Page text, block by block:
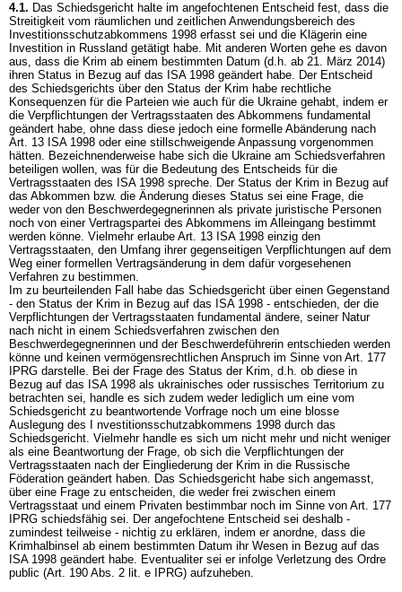
4.1. Das Schiedsgericht halte im angefochtenen Entscheid fest, dass die
Streitigkeit vom räumlichen und zeitlichen Anwendungsbereich des
Investitionsschutzabkommens 1998 erfasst sei und die Klägerin eine
Investition in Russland getätigt habe. Mit anderen Worten gehe es davon
aus, dass die Krim ab einem bestimmten Datum (d.h. ab 21. März 2014)
ihren Status in Bezug auf das ISA 1998 geändert habe. Der Entscheid
des Schiedsgerichts über den Status der Krim habe rechtliche
Konsequenzen für die Parteien wie auch für die Ukraine gehabt, indem er
die Verpflichtungen der Vertragsstaaten des Abkommens fundamental
geändert habe, ohne dass diese jedoch eine formelle Abänderung nach
Art. 13 ISA 1998 oder eine stillschweigende Anpassung vorgenommen
hätten. Bezeichnenderweise habe sich die Ukraine am Schiedsverfahren
beteiligen wollen, was für die Bedeutung des Entscheids für die
Vertragsstaaten des ISA 1998 spreche. Der Status der Krim in Bezug auf
das Abkommen bzw. die Änderung dieses Status sei eine Frage, die
weder von den Beschwerdegegnerinnen als private juristische Personen
noch von einer Vertragspartei des Abkommens im Alleingang bestimmt
werden könne. Vielmehr erlaube Art. 13 ISA 1998 einzig den
Vertragsstaaten, den Umfang ihrer gegenseitigen Verpflichtungen auf dem
Weg einer formellen Vertragsänderung in dem dafür vorgesehenen
Verfahren zu bestimmen.
Im zu beurteilenden Fall habe das Schiedsgericht über einen Gegenstand
- den Status der Krim in Bezug auf das ISA 1998 - entschieden, der die
Verpflichtungen der Vertragsstaaten fundamental ändere, seiner Natur
nach nicht in einem Schiedsverfahren zwischen den
Beschwerdegegnerinnen und der Beschwerdeführerin entschieden werden
könne und keinen vermögensrechtlichen Anspruch im Sinne von Art. 177
IPRG darstelle. Bei der Frage des Status der Krim, d.h. ob diese in
Bezug auf das ISA 1998 als ukrainisches oder russisches Territorium zu
betrachten sei, handle es sich zudem weder lediglich um eine vom
Schiedsgericht zu beantwortende Vorfrage noch um eine blosse
Auslegung des I nvestitionsschutzabkommens 1998 durch das
Schiedsgericht. Vielmehr handle es sich um nicht mehr und nicht weniger
als eine Beantwortung der Frage, ob sich die Verpflichtungen der
Vertragsstaaten nach der Eingliederung der Krim in die Russische
Föderation geändert haben. Das Schiedsgericht habe sich angemasst,
über eine Frage zu entscheiden, die weder frei zwischen einem
Vertragsstaat und einem Privaten bestimmbar noch im Sinne von Art. 177
IPRG schiedsfähig sei. Der angefochtene Entscheid sei deshalb -
zumindest teilweise - nichtig zu erklären, indem er anordne, dass die
Krimhalbinsel ab einem bestimmten Datum ihr Wesen in Bezug auf das
ISA 1998 geändert habe. Eventualiter sei er infolge Verletzung des Ordre
public (Art. 190 Abs. 2 lit. e IPRG) aufzuheben.